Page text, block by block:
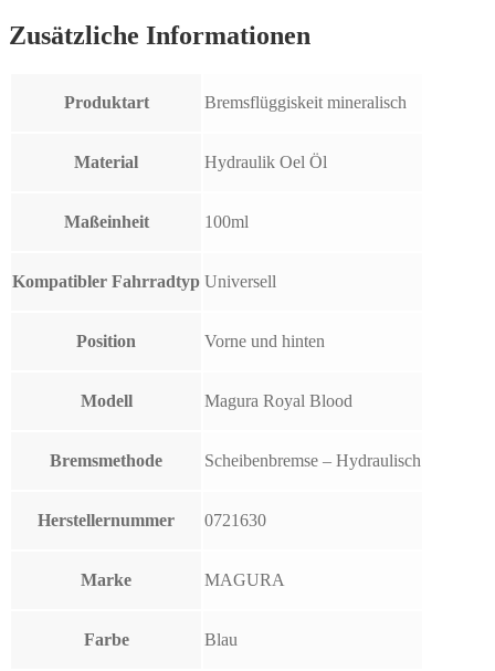
Zusätzliche Informationen
Produktart Bremsflüggiskeit mineralisch
Material Hydraulik Oel Öl
Maßeinheit 100ml
Kompatibler Fahrradtyp Universell
Position Vorne und hinten
Modell Magura Royal Blood
Bremsmethode Scheibenbremse – Hydraulisch
Herstellernummer 0721630
Marke MAGURA
Farbe Blau